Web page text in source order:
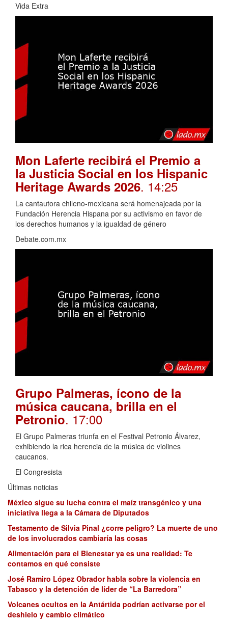
Vida Extra
Mon Laferte recibirá el Premio a
la Justicia Social en los Hispanic
Heritage Awards 2026. 14:25
La cantautora chileno-mexicana será homenajeada por la
Fundación Herencia Hispana por su activismo en favor de
los derechos humanos y la igualdad de género
Debate.com.mx
Grupo Palmeras, ícono de la
música caucana, brilla en el
Petronio. 17:00
El Grupo Palmeras triunfa en el Festival Petronio Álvarez,
exhibiendo la rica herencia de la música de violines
caucanos.
El Congresista
Últimas noticias
México sigue su lucha contra el maíz transgénico y una
iniciativa llega a la Cámara de Diputados
Testamento de Silvia Pinal ¿corre peligro? La muerte de uno
de los involucrados cambiaría las cosas
Alimentación para el Bienestar ya es una realidad: Te
contamos en qué consiste
José Ramiro López Obrador habla sobre la violencia en
Tabasco y la detención de líder de “La Barredora”
Volcanes ocultos en la Antártida podrían activarse por el
deshielo y cambio climático